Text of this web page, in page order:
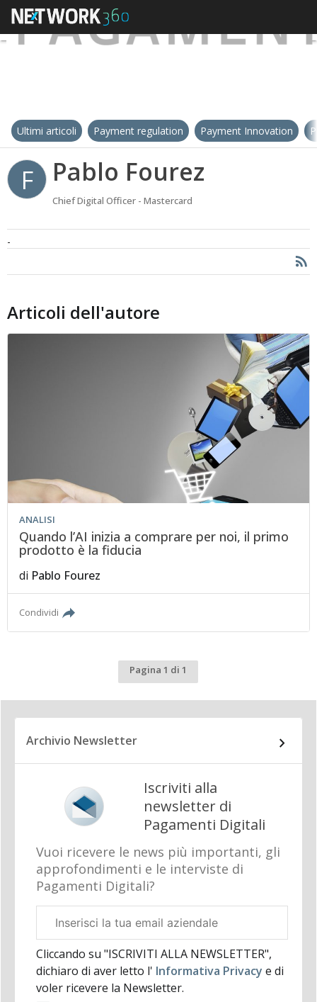
Ultimi articoli Payment regulation Payment Innovation
F Pablo Fourez
Chief Digital Officer - Mastercard
-
Articoli dell'autore
ANALISI
Quando l’AI inizia a comprare per noi, il primo
prodotto è la fiducia
di Pablo Fourez
Condividi
Pagina 1 di 1
Archivio Newsletter
Iscriviti alla
newsletter di
Pagamenti Digitali
Vuoi ricevere le news più importanti, gli
approfondimenti e le interviste di
Pagamenti Digitali?
aziendale
Cliccando su "ISCRIVITI ALLA NEWSLETTER",
dichiaro di aver letto l' Informativa Privacy e di
voler ricevere la Newsletter.